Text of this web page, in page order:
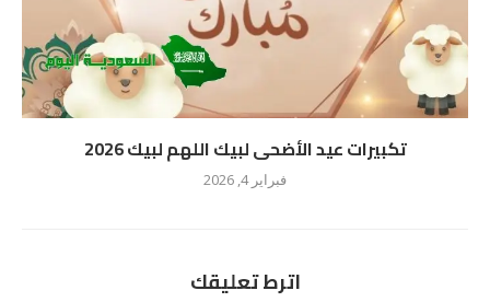
تكبيرات عيد الأضحى لبيك اللهم لبيك 2026
فبراير 4, 2026
اترط تعليقك